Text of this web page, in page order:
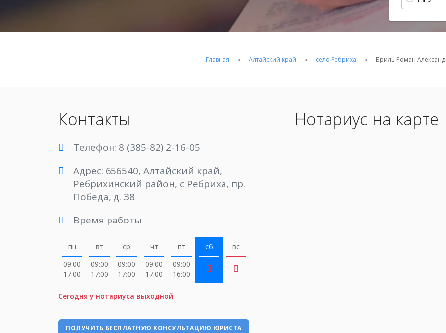
Главная Алтайский край село Ребриха Бриль Роман
Контакты
Телефон: 8 (385-82) 2-16-05
Адрес: 656540, Алтайский край,
Ребрихинский район, с Ребриха, пр.
Победа, д. 38
Время работы
пн
09:00
17:00
вт
09:00
17:00
ср
09:00
17:00
чт
09:00
17:00
пт
09:00
16:00
сб вс
Сегодня у нотариуса выходной
ПОЛУЧИТЬ БЕСПЛАТНУЮ КОНСУЛЬТАЦИЮ ЮРИСТА
Нотариус на карте